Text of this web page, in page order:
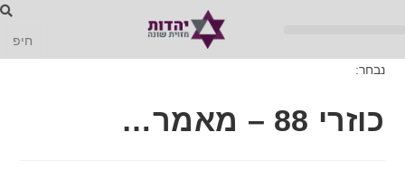
נבחר:
כוזרי 88 – מאמר…